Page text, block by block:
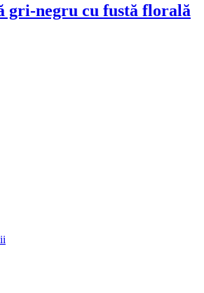
gri-negru cu fustă florală